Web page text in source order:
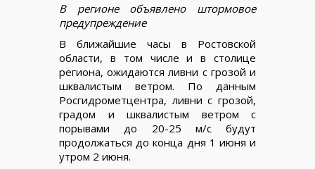
В регионе объявлено штормовое
предупреждение
В ближайшие часы в Ростовской
области, в том числе и в столице
региона, ожидаются ливни с грозой и
шквалистым ветром. По данным
Росгидрометцентра, ливни с грозой,
градом и шквалистым ветром с
порывами до 20-25 м/с будут
продолжаться до конца дня 1 июня и
утром 2 июня.